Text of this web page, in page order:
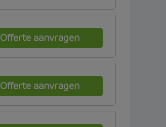
Offerte aanvragen
Offerte aanvragen